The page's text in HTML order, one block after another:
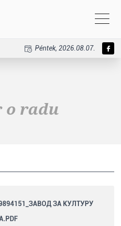
Péntek, 2026.08.07.
radu
ЗА КУЛТУРУ